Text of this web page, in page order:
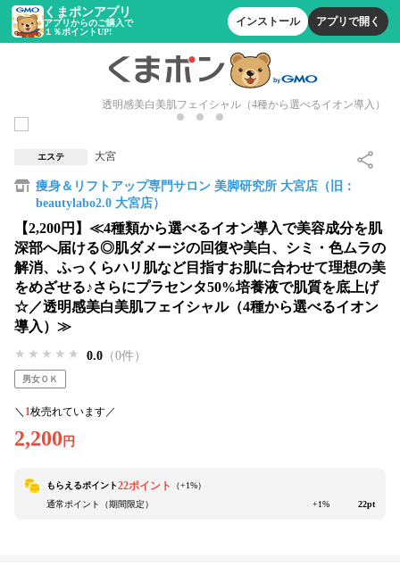
くまポンアプリ
アプリからのご購入で
１％ポイントUP!
インストール アプリで開く
透明感美白美肌フェイシャル（4種から選べるイオン導入）
エステ 大宮
痩身＆リフトアップ専門サロン 美脚研究所 大宮店（旧：
beautylabo2.0 大宮店）
【2,200円】≪4種類から選べるイオン導入で美容成分を肌
深部へ届ける◎肌ダメージの回復や美白、シミ・色ムラの
解消、ふっくらハリ肌など目指すお肌に合わせて理想の美
をめざせる♪さらにプラセンタ50%培養液で肌質を底上げ
☆／透明感美白美肌フェイシャル（4種から選べるイオン
導入）≫
★★★★★
★★★★★
★★★★★ 0.0 （0件）
男女ＯＫ
＼ 1枚売れています／
2,200 円
もらえるポイント22ポイント （+1%）
通常ポイント（期間限定）
+1% 22pt